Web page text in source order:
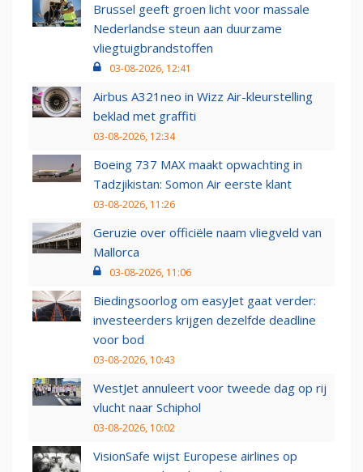
Brussel geeft groen licht voor massale
Nederlandse steun aan duurzame
vliegtuigbrandstoffen
03-08-2026, 12:41
Airbus A321neo in Wizz Air-kleurstelling
beklad met graffiti
03-08-2026, 12:34
Boeing 737 MAX maakt opwachting in
Tadzjikistan: Somon Air eerste klant
03-08-2026, 11:26
Geruzie over officiële naam vliegveld van
Mallorca
03-08-2026, 11:06
Biedingsoorlog om easyJet gaat verder:
investeerders krijgen dezelfde deadline
voor bod
03-08-2026, 10:43
WestJet annuleert voor tweede dag op rij
vlucht naar Schiphol
03-08-2026, 10:02
VisionSafe wijst Europese airlines op